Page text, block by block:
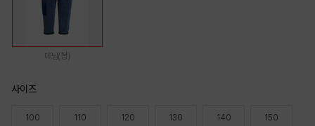
데님(청)
사이즈
100 110 120 130 140 150